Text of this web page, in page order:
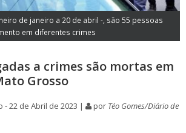
de janeiro a 20 de abril -, são 55 pessoas
em diferentes crimes
a crimes são mortas em
Grosso
22 de Abril de 2023 | por Téo Gomes/Diário de